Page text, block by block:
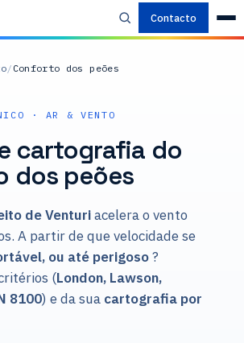
Contacto
/ Conforto dos peões
· AR & VENTO
cartografia do
dos peões
de Venturiacelera o vento
A partir de que velocidade se
ou até perigoso?
(London, Lawson,
8100) e da sua cartografia por